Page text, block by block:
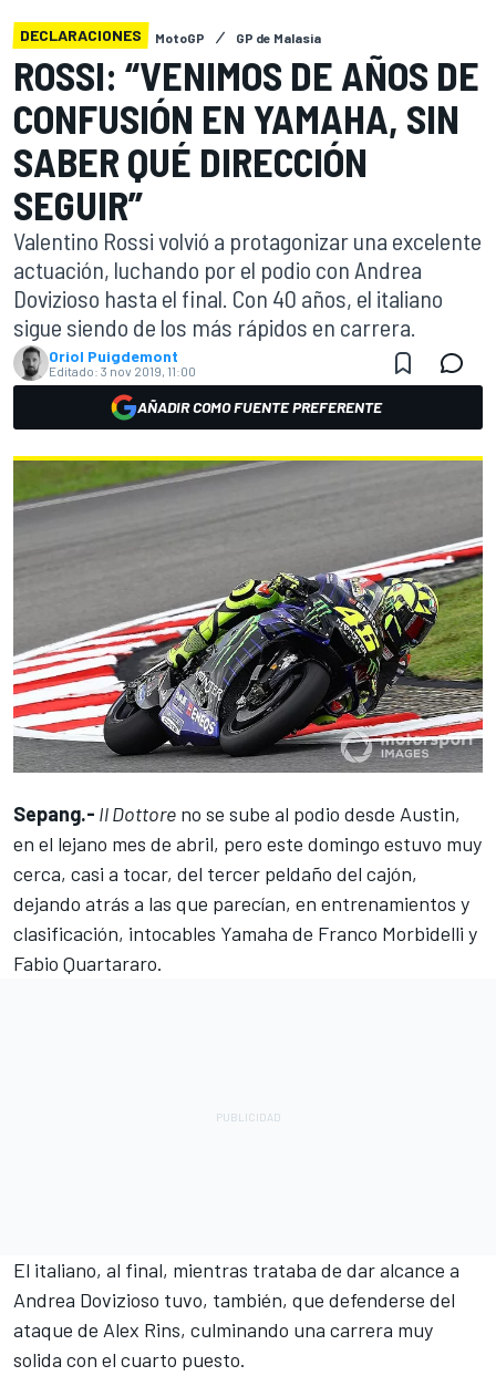
DECLARACIONES MotoGP GP de Malasia
ROSSI: “VENIMOS DE AÑOS DE
CONFUSIÓN EN YAMAHA, SIN
SABER QUÉ DIRECCIÓN
SEGUIR”
Valentino Rossi volvió a protagonizar una excelente
actuación, luchando por el podio con Andrea
Dovizioso hasta el final. Con 40 años, el italiano
sigue siendo de los más rápidos en carrera.
Oriol Puigdemont
Editado: 3 nov 2019, 11:00
AÑADIR COMO FUENTE PREFERENTE
Sepang.- Il Dottore no se sube al podio desde Austin,
en el lejano mes de abril, pero este domingo estuvo muy
cerca, casi a tocar, del tercer peldaño del cajón,
dejando atrás a las que parecían, en entrenamientos y
clasificación, intocables Yamaha de Franco Morbidelli y
Fabio Quartararo.
El italiano, al final, mientras trataba de dar alcance a
Andrea Dovizioso tuvo, también, que defenderse del
ataque de Alex Rins, culminando una carrera muy
solida con el cuarto puesto.